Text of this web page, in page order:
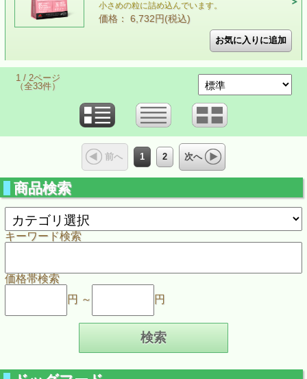
小さめの粒に詰め込んでいます。
価格： 6,732円(税込)
1 / 2ページ
（全33件）
前へ 1 2 次へ
商品検索
キーワード検索
価格帯検索
円 ～
円